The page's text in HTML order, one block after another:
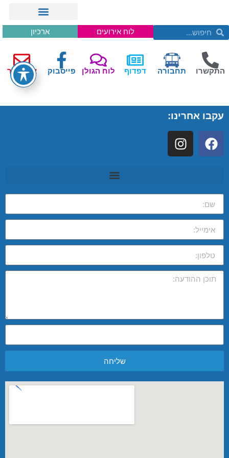
לוח אירועים ארכיון
התקשרו תחבורה דפדוף לוח הגולן פייסבוק צור קשר
עקבו אחרינו:
שליחה